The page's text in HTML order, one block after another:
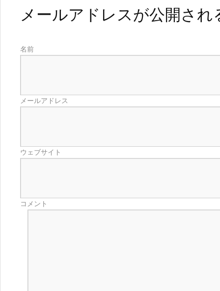
メールアドレスが公開さ
名前
メールアドレス
ウェブサイト
コメント